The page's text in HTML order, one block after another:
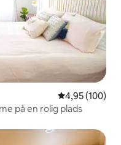
4,95 ud af 5 i
4,95 (100)
på en rolig plads